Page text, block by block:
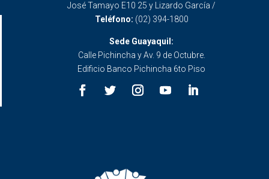
José Tamayo E10 25 y Lizardo García /
Teléfono: (02) 394-1800
Sede Guayaquil:
Calle Pichincha y Av. 9 de Octubre.
Edificio Banco Pichincha 6to Piso